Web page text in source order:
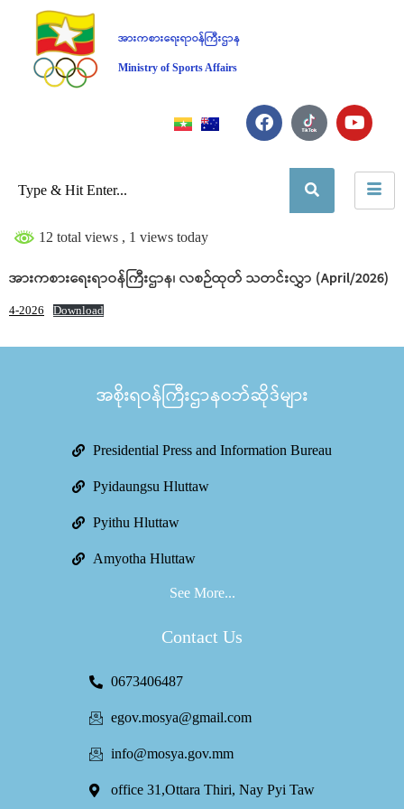
အားကစားရေးရာဝန်ကြီးဌာန
Ministry of Sports Affairs
12 total views , 1 views today
အားကစားရေးရာဝန်ကြီးဌာန၊ လစဉ်ထုတ် သတင်းလွှာ (April/2026)
4-2026 Download
အစိုးရဝန်ကြီးဌာနဝဘ်ဆိုဒ်များ
Presidential Press and Information Bureau
Pyidaungsu Hluttaw
Pyithu Hluttaw
Amyotha Hluttaw
See More...
Contact Us
0673406487
egov.mosya@gmail.com
info@mosya.gov.mm
office 31,Ottara Thiri, Nay Pyi Taw